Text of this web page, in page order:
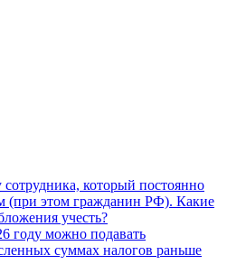
который постоянно
(при этом гражданин РФ). Какие
учесть?
году можно подавать
суммах налогов раньше